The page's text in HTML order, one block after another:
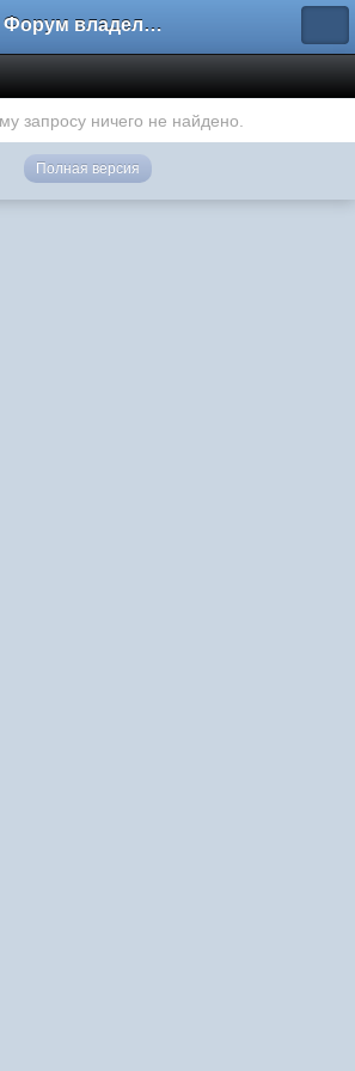
Форум владельцев интернет-магазинов
запросу ничего не найдено.
Полная версия